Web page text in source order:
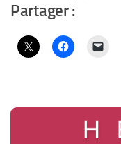
Partager :